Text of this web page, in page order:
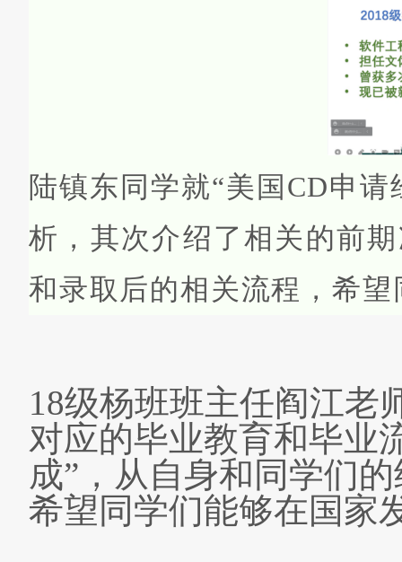
陆镇东同学就“美国 CD申请
析，其次介绍了相关的前
和录取后的相关流程，希
18级杨班班主任阎江老
对应的毕业教育和毕业
成” ，从自身和同学们
希望同学们能够在国家